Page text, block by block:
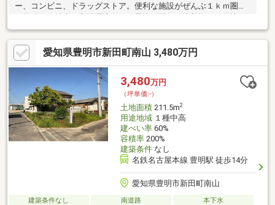
ー、コンビニ、ドラッグストア。便利な施設がぜんぶ１ｋｍ圏内
に集積した希少な立地環境です。最終１区画、先着順にて分譲
中！
愛知県豊明市新田町南山 3,480万円
3,480万円
（坪単価:-）
土地面積211.5m2
用途地域１種中高
建ぺい率60%
容積率200%
建築条件なし
名鉄名古屋本線 豊明駅 徒歩14分
愛知県豊明市新田町南山
建築条件なし 南道路
本下水